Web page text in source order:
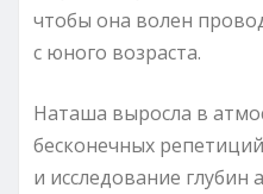
чтобы она волен
с юного возраста.
Наташа выросла в
бесконечных
и исследование глубин